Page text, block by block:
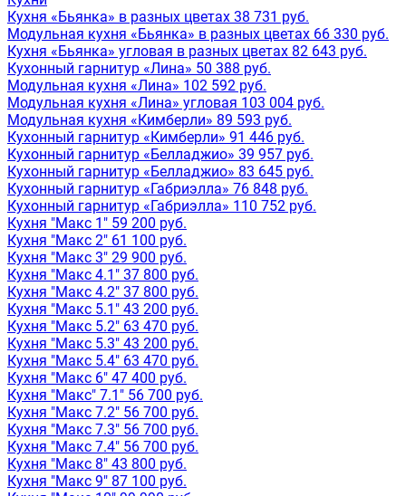
Кухня «Бьянка» в разных цветах 38 731 руб.
Модульная кухня «Бьянка» в разных цветах 66 330 руб.
Кухня «Бьянка» угловая в разных цветах 82 643 руб.
Кухонный гарнитур «Лина» 50 388 руб.
Модульная кухня «Лина» 102 592 руб.
Модульная кухня «Лина» угловая 103 004 руб.
Модульная кухня «Кимберли» 89 593 руб.
Кухонный гарнитур «Кимберли» 91 446 руб.
Кухонный гарнитур «Белладжио» 39 957 руб.
Кухонный гарнитур «Белладжио» 83 645 руб.
Кухонный гарнитур «Габриэлла» 76 848 руб.
Кухонный гарнитур «Габриэлла» 110 752 руб.
Кухня "Макс 1" 59 200 руб.
Кухня "Макс 2" 61 100 руб.
Кухня "Макс 3" 29 900 руб.
Кухня "Макс 4.1" 37 800 руб.
Кухня "Макс 4.2" 37 800 руб.
Кухня "Макс 5.1" 43 200 руб.
Кухня "Макс 5.2" 63 470 руб.
Кухня "Макс 5.3" 43 200 руб.
Кухня "Макс 5.4" 63 470 руб.
Кухня "Макс 6" 47 400 руб.
Кухня "Макс" 7.1" 56 700 руб.
Кухня "Макс 7.2" 56 700 руб.
Кухня "Макс 7.3" 56 700 руб.
Кухня "Макс 7.4" 56 700 руб.
Кухня "Макс 8" 43 800 руб.
Кухня "Макс 9" 87 100 руб.